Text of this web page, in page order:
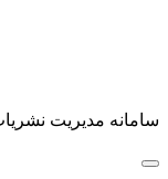
سامانه مدیریت